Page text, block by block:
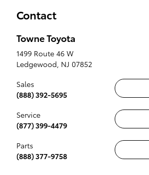
Contact
Towne Toyota
1499 Route 46 W
Ledgewood, NJ 07852
Sales
(888) 392-5695
Service
(877) 399-4479
Parts
(888) 377-9758